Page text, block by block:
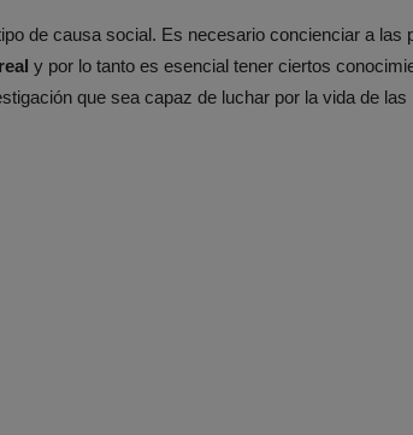
de causa social. Es necesario concienciar a las
y por lo tanto es esencial tener ciertos
que sea capaz de luchar por la vida de las